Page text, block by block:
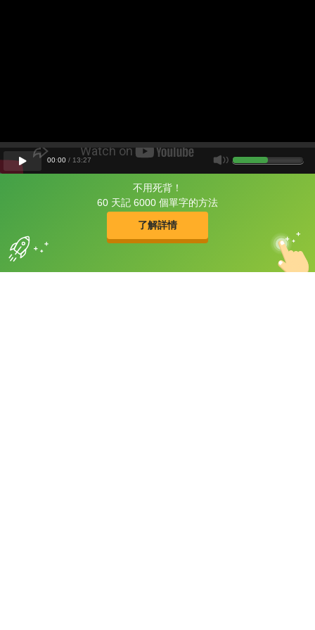
不用死背！
60 天記 6000 個單字的方法
了解詳情
片尾有
攻其不背
的品牌故事
00:00 / 13:27